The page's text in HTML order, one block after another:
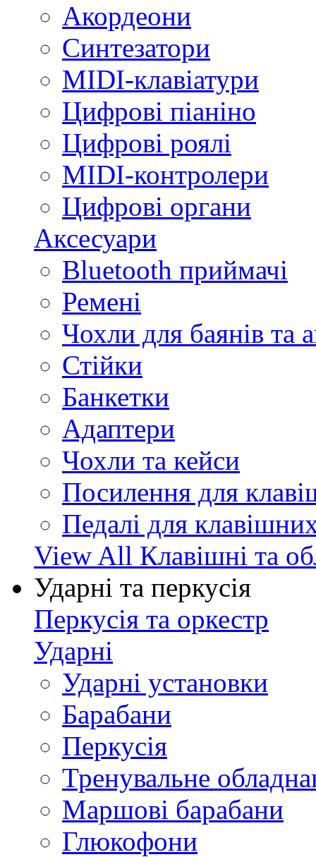
Акордеони
Синтезатори
MIDI-клавіатури
Цифрові піаніно
Цифрові роялі
MIDI-контролери
Цифрові органи
Аксесуари
Bluetooth приймачі
Ремені
Чохли для баянів та
Стійки
Банкетки
Адаптери
Чохли та кейси
Посилення для
Педалі для
View All Клавішні та
Ударні та перкусія
Перкусія та оркестр
Ударні
Ударні установки
Барабани
Перкусія
Тренувальне
Маршові барабани
Глюкофони